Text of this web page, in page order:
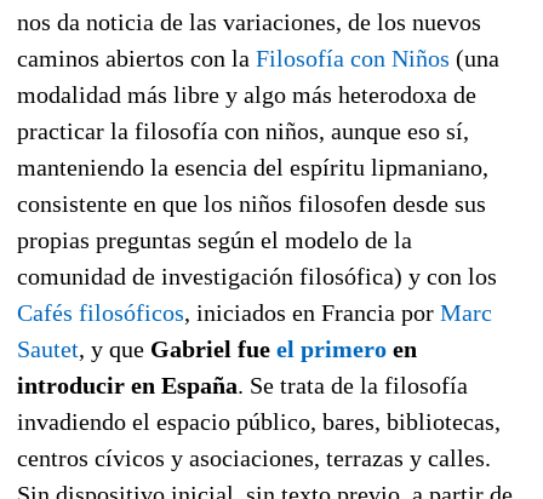
nos da noticia de las variaciones, de los nuevos
caminos abiertos con la Filosofía con Niños (una
modalidad más libre y algo más heterodoxa de
practicar la filosofía con niños, aunque eso sí,
manteniendo la esencia del espíritu lipmaniano,
consistente en que los niños filosofen desde sus
propias preguntas según el modelo de la
comunidad de investigación filosófica) y con los
Cafés filosóficos, iniciados en Francia por Marc
Sautet, y que Gabriel fue el primero en
introducir en España. Se trata de la filosofía
invadiendo el espacio público, bares, bibliotecas,
centros cívicos y asociaciones, terrazas y calles.